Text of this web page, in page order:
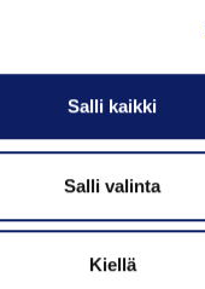
Salli kaikki
Salli valinta
Kiellä